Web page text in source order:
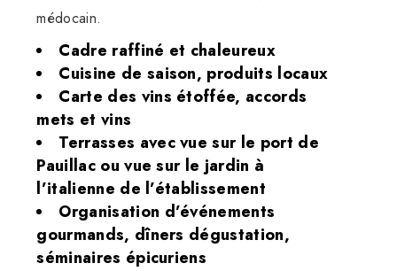
médocain.
Cadre raffiné et chaleureux
Cuisine de saison, produits locaux
Carte des vins étoffée, accords
mets et vins
Terrasses avec vue sur le port de
Pauillac ou vue sur le jardin à
l’italienne de l’établissement
Organisation d’événements
gourmands, dîners dégustation,
séminaires épicuriens